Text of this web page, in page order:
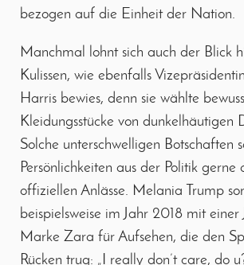
bezogen auf die Einheit der Nation.
Manchmal lohnt sich auch der Blick
Kulissen, wie ebenfalls
Harris bewies, denn sie wählte
Kleidungsstücke von dunkelhäutigen
Solche unterschwelligen Botschaften
Persönlichkeiten aus der Politik gerne
offiziellen Anlässe. Melania Trump
beispielsweise im Jahr 2018 mit einer
Marke Zara für Aufsehen, die den
Rücken trug: „I really don’t care, do